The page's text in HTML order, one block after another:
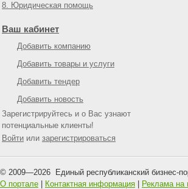
8. Юридическая помощь
Ваш кабинет
Добавить компанию
Добавить товары и услуги
Добавить тендер
Добавить новость
Зарегистрируйтесь и о Вас узнают
потенциальные клиенты!
Войти или зарегистрироваться
© 2009—2026 Единый республиканский бизнес-
О портале
Контактная информация Реклама на